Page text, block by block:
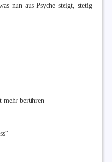
nun aus Psyche steigt, stetig
mehr berühren